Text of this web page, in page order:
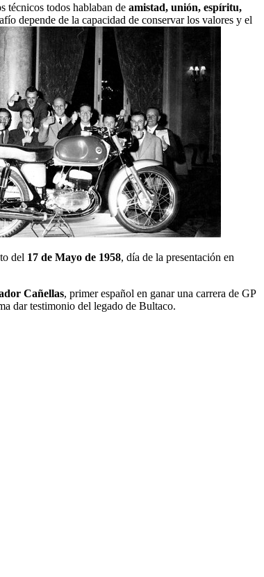
técnicos todos hablaban de amistad, unión, espíritu,
depende de la capacidad de conservar los valores y el
del 17 de Mayo de 1958, día de la presentación en
Cañellas, primer español en ganar una carrera de GP
dar testimonio del legado de Bultaco.